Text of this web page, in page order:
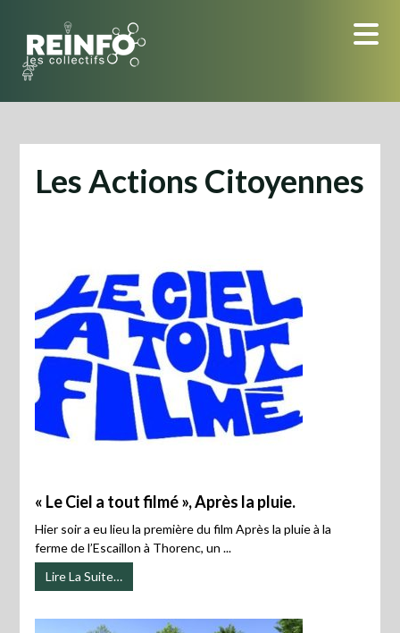
content
Les Actions Citoyennes
« Le Ciel a tout filmé », Après la pluie.
Hier soir a eu lieu la première du film Après la pluie à la
ferme de l’Escaillon à Thorenc, un ...
Lire La Suite…